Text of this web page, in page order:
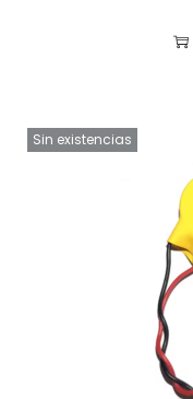
Sin existencias